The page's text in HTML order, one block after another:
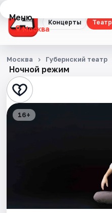
Концерты Театр
Меню
Москва
Концерты
Театр
Стендап
Ночной режим
Москва Губернский театр
16+